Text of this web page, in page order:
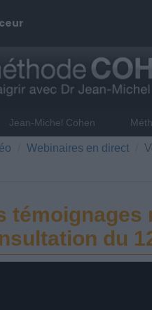
Jean-Michel Cohen
Webinaires en direct
du